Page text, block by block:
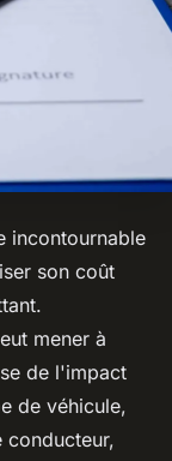
incontournable
son coût
mener à
de l'impact
de véhicule,